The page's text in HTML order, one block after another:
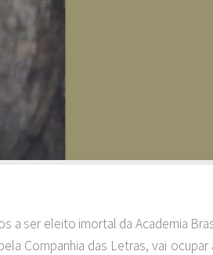
ser eleito imortal da Academia
Companhia das Letras, vai